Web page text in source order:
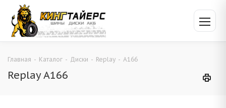
Главная - Каталог - Диски - Replay - A166
Replay A166